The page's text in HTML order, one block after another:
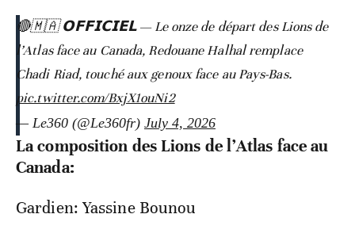
🔴🇲🇦 𝗢𝗙𝗙𝗜𝗖𝗜𝗘𝗟 — Le onze de départ des Lions de
l’Atlas face au Canada, Redouane Halhal remplace
Chadi Riad, touché aux genoux face au Pays-Bas.
pic.twitter.com/BxjX1ouNi2
— Le360 (@Le360fr) July 4, 2026
La composition des Lions de l’Atlas face au
Canada:
Gardien: Yassine Bounou